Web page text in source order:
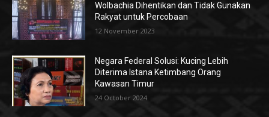
Wolbachia Dihentikan dan Tidak Gunakan
Rakyat untuk Percobaan
12 November 2023
Negara Federal Solusi: Kucing Lebih
Diterima Istana Ketimbang Orang
Kawasan Timur
24 October 2024